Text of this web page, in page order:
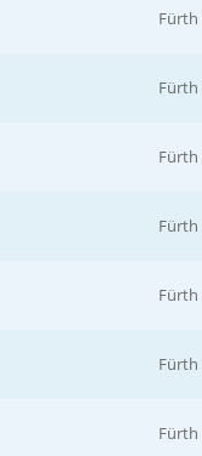
Fürth
Fürth
Fürth
Fürth
Fürth
Fürth
Fürth